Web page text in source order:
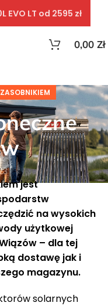
0,00 Zł
jest
na wysokich
użytkowej
– dla tej
dostawę jak i
magazynu.
solarnych
LT od 2595 zł